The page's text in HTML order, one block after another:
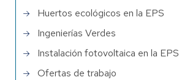
Huertos ecológicos en la EPS
Ingenierías Verdes
Instalación fotovoltaica en la EPS
Ofertas de trabajo